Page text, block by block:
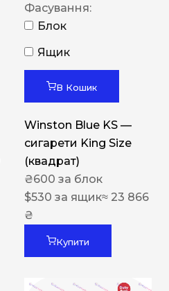
Фасування:
Блок
Ящик
В Кошик
Winston Blue KS —
сигарети King Size
(квадрат)
₴600 за блок
$530 за ящик≈ 23 866
₴
Купити